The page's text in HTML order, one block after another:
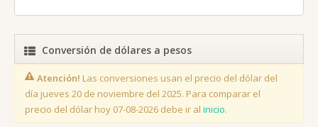
Conversión de dólares a pesos
Atención! Las conversiones usan el precio del dólar del
día jueves 20 de noviembre del 2025. Para comparar el
precio del dólar hoy 07-08-2026 debe ir al inicio.